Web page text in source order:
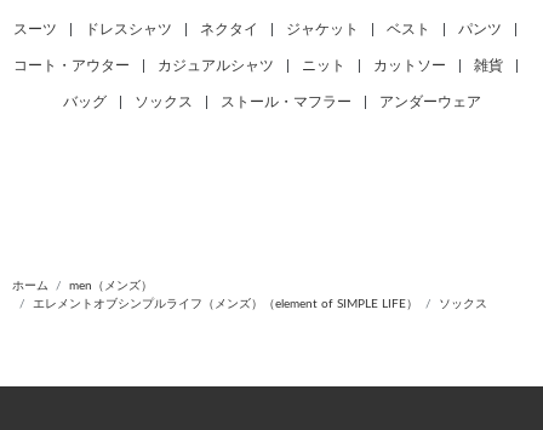
スーツ ドレスシャツ ネクタイ ジャケット ベスト パンツ
コート・アウター カジュアルシャツ ニット カットソー 雑貨
バッグ ソックス ストール・マフラー アンダーウェア
ホーム
men（メンズ）
エレメントオブシンプルライフ（メンズ）（element of SIMPLE LIFE）
ソックス